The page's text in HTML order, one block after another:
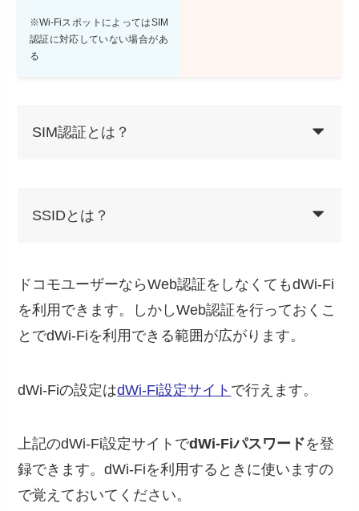
※Wi-FiスポットによってはSIM
認証に対応していない場合があ
る
SIM認証とは？
SSIDとは？
ドコモユーザーならWeb認証をしなくてもdWi-Fi
を利用できます。しかしWeb認証を行っておくこ
とでdWi-Fiを利用できる範囲が広がります。
dWi-Fiの設定はdWi-Fi設定サイト で行えます。
上記のdWi-Fi設定サイトでdWi-Fiパスワードを登
録できます。dWi-Fiを利用するときに使いますの
で覚えておいてください。